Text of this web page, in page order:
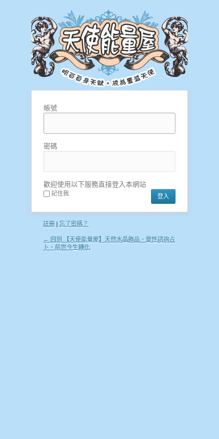
帳號
密碼
歡迎使用以下服務直接登入本網站
記住我
註冊 忘了密碼？
← 回到 【天使能量屋】天然水晶飾品、靈性諮詢占
卜、前世今生轉化